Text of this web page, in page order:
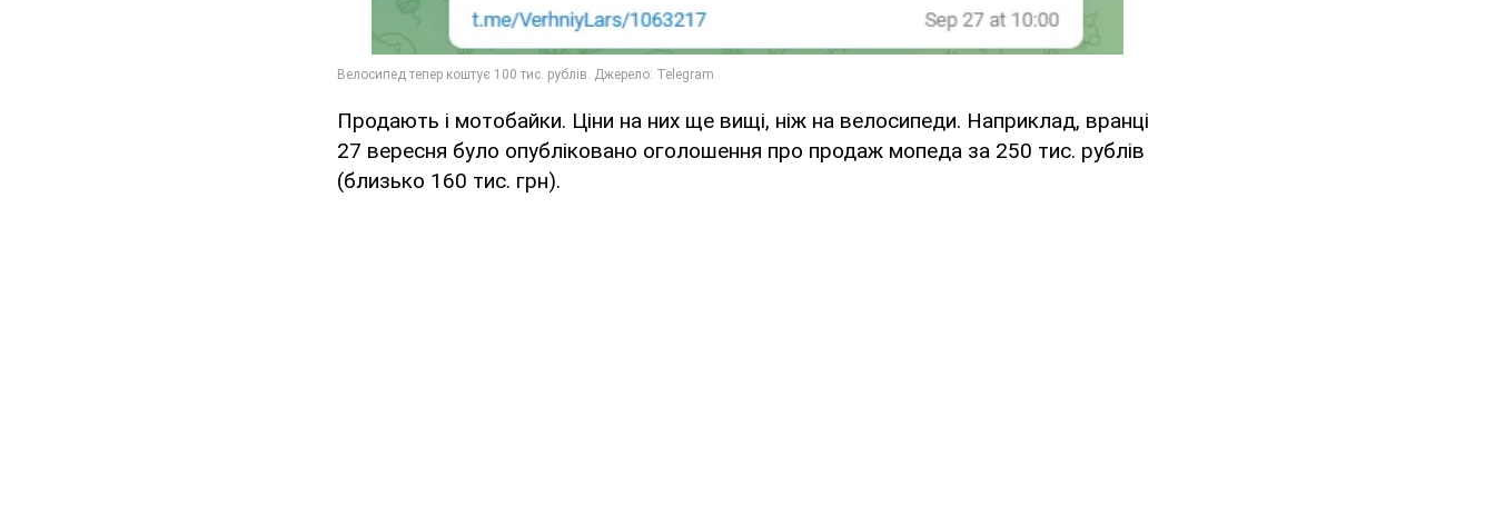
Продають і мотобайки. Ціни на них ще вищі, ніж на велосипеди. Наприклад, вранці
27 вересня було опубліковано оголошення про продаж мопеда за 250 тис. рублів
(близько 160 тис. грн).